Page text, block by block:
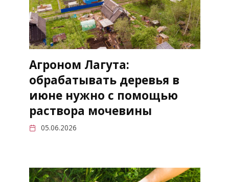
Агроном Лагута:
обрабатывать деревья в
июне нужно с помощью
раствора мочевины
05.06.2026